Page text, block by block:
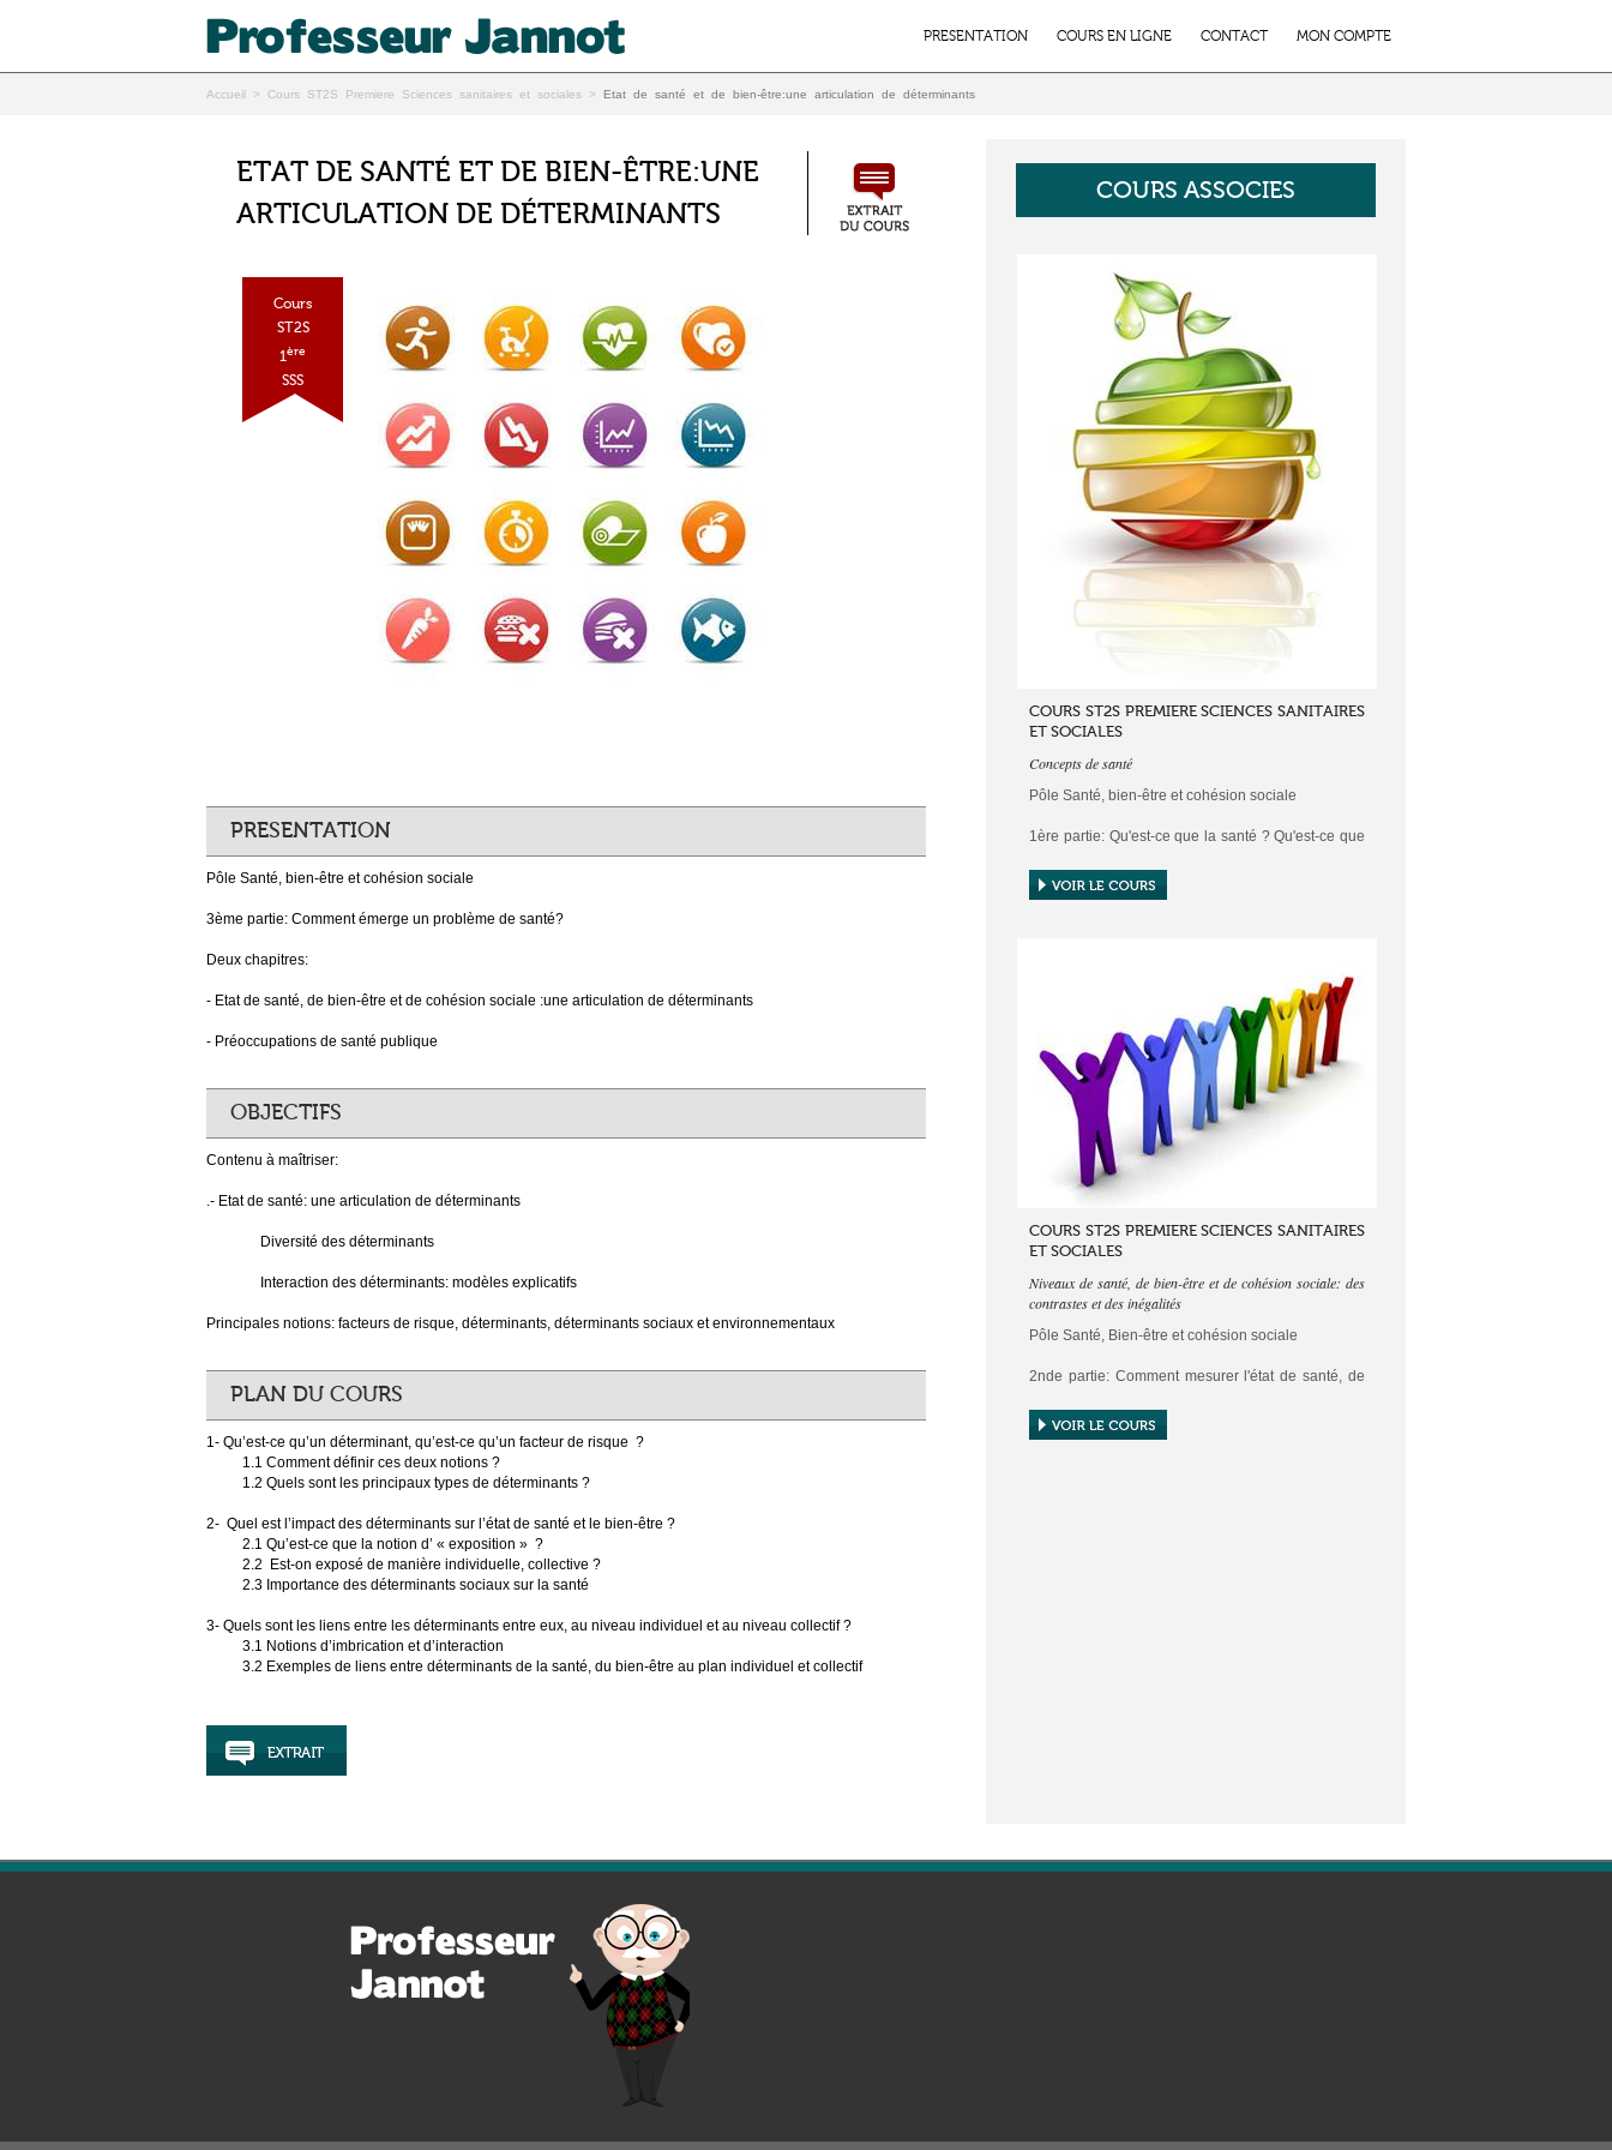
PRESENTATION COURS EN LIGNE CONTACT MON COMPTE
Accueil > Cours ST2S Premiere Sciences sanitaires et sociales > Etat de santé et de bien-être:une articulation de déterminants
ETAT DE SANTÉ ET DE BIEN-ÊTRE:UNE
ARTICULATION DE DÉTERMINANTS
Cours
ST2S
1ère
SSS
PRESENTATION
Pôle Santé, bien-être et cohésion sociale
3ème partie: Comment émerge un problème de santé?
Deux chapitres:
- Etat de santé, de bien-être et de cohésion sociale :une articulation de déterminants
- Préoccupations de santé publique
OBJECTIFS
Contenu à maîtriser:
.- Etat de santé: une articulation de déterminants
Diversité des déterminants
Interaction des déterminants: modèles explicatifs
Principales notions: facteurs de risque, déterminants, déterminants sociaux et environnementaux
PLAN DU COURS
1- Qu’est-ce qu’un déterminant, qu’est-ce qu’un facteur de risque ?
1.1 Comment définir ces deux notions ?
1.2 Quels sont les principaux types de déterminants ?
2- Quel est l’impact des déterminants sur l’état de santé et le bien-être ?
2.1 Qu’est-ce que la notion d’ « exposition » ?
2.2 Est-on exposé de manière individuelle, collective ?
2.3 Importance des déterminants sociaux sur la santé
3- Quels sont les liens entre les déterminants entre eux, au niveau individuel et au niveau collectif ?
3.1 Notions d’imbrication et d’interaction
3.2 Exemples de liens entre déterminants de la santé, du bien-être au plan individuel et collectif
COURS ASSOCIES
COURS ST2S PREMIERE SCIENCES SANITAIRES
ET SOCIALES
Concepts de santé
Pôle Santé, bien-être et cohésion sociale
1ère partie: Qu'est-ce que la santé ? Qu'est-ce que
deux chapitres:
- Bien-être social: une construction dynamique
COURS ST2S PREMIERE SCIENCES SANITAIRES
ET SOCIALES
Niveaux de santé, de bien-être et de cohésion sociale: des
contrastes et des inégalités
Pôle Santé, Bien-être et cohésion sociale
2nde partie: Comment mesurer l'état de santé, de
2 chapitres: